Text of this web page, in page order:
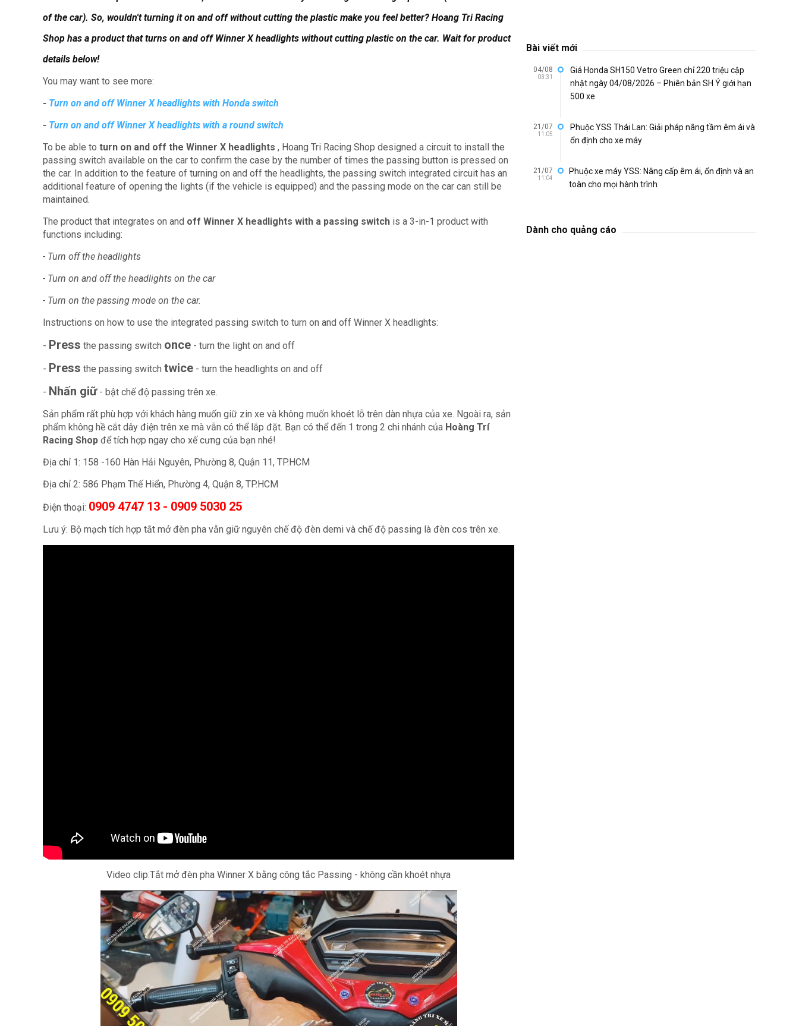
of the car). So, wouldn't turning it on and off without cutting the plastic make you feel better? Hoang Tri Racing
Shop has a product that turns on and off Winner X headlights without cutting plastic on the car. Wait for product
details below!
You may want to see more:
- Turn on and off Winner X headlights with Honda switch
- Turn on and off Winner X headlights with a round switch
To be able to turn on and off the Winner X headlights , Hoang Tri Racing Shop designed a circuit to install the
passing switch available on the car to confirm the case by the number of times the passing button is pressed on
the car. In addition to the feature of turning on and off the headlights, the passing switch integrated circuit has an
additional feature of opening the lights (if the vehicle is equipped) and the passing mode on the car can still be
maintained.
The product that integrates on and off Winner X headlights with a passing switch is a 3-in-1 product with
functions including:
- Turn off the headlights
- Turn on and off the headlights on the car
- Turn on the passing mode on the car.
Instructions on how to use the integrated passing switch to turn on and off Winner X headlights:
- Press the passing switch once - turn the light on and off
- Press the passing switch twice - turn the headlights on and off
- Nhấn giữ- bật chế độ passing trên xe.
Sản phẩm rất phù hợp với khách hàng muốn giữ zin xe và không muốn khoét lỗ trên dàn nhựa của xe. Ngoài ra, sản
phẩm không hề cắt dây điện trên xe mà vẫn có thể lắp đặt. Bạn có thể đến 1 trong 2 chi nhánh của Hoàng Trí
Racing Shop để tích hợp ngay cho xế cưng của bạn nhé!
Địa chỉ 1: 158 -160 Hàn Hải Nguyên, Phường 8, Quận 11, TP.HCM
Địa chỉ 2: 586 Phạm Thế Hiển, Phường 4, Quận 8, TP.HCM
Điện thoại: 0909 4747 13 - 0909 5030 25
Lưu ý: Bộ mạch tích hợp tắt mở đèn pha vẫn giữ nguyên chế độ đèn demi và chế độ passing là đèn cos trên xe.
Video clip:Tắt mở đèn pha Winner X bằng công tắc Passing - không cần khoét nhựa
Bài viết mới
04/08
03:31
Giá Honda SH150 Vetro Green chỉ 220 triệu cập
nhật ngày 04/08/2026 – Phiên bản SH Ý giới hạn
500 xe
21/07
11:05
Phuộc YSS Thái Lan: Giải pháp nâng tầm êm ái và
ổn định cho xe máy
21/07
11:04
Phuộc xe máy YSS: Nâng cấp êm ái, ổn định và an
toàn cho mọi hành trình
Dành cho quảng cáo